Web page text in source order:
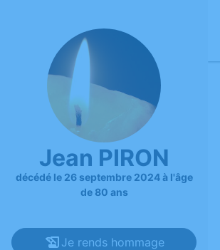
Jean PIRON
décédé le 26 septembre 2024 à l'âge
de 80 ans
Je rends hommage